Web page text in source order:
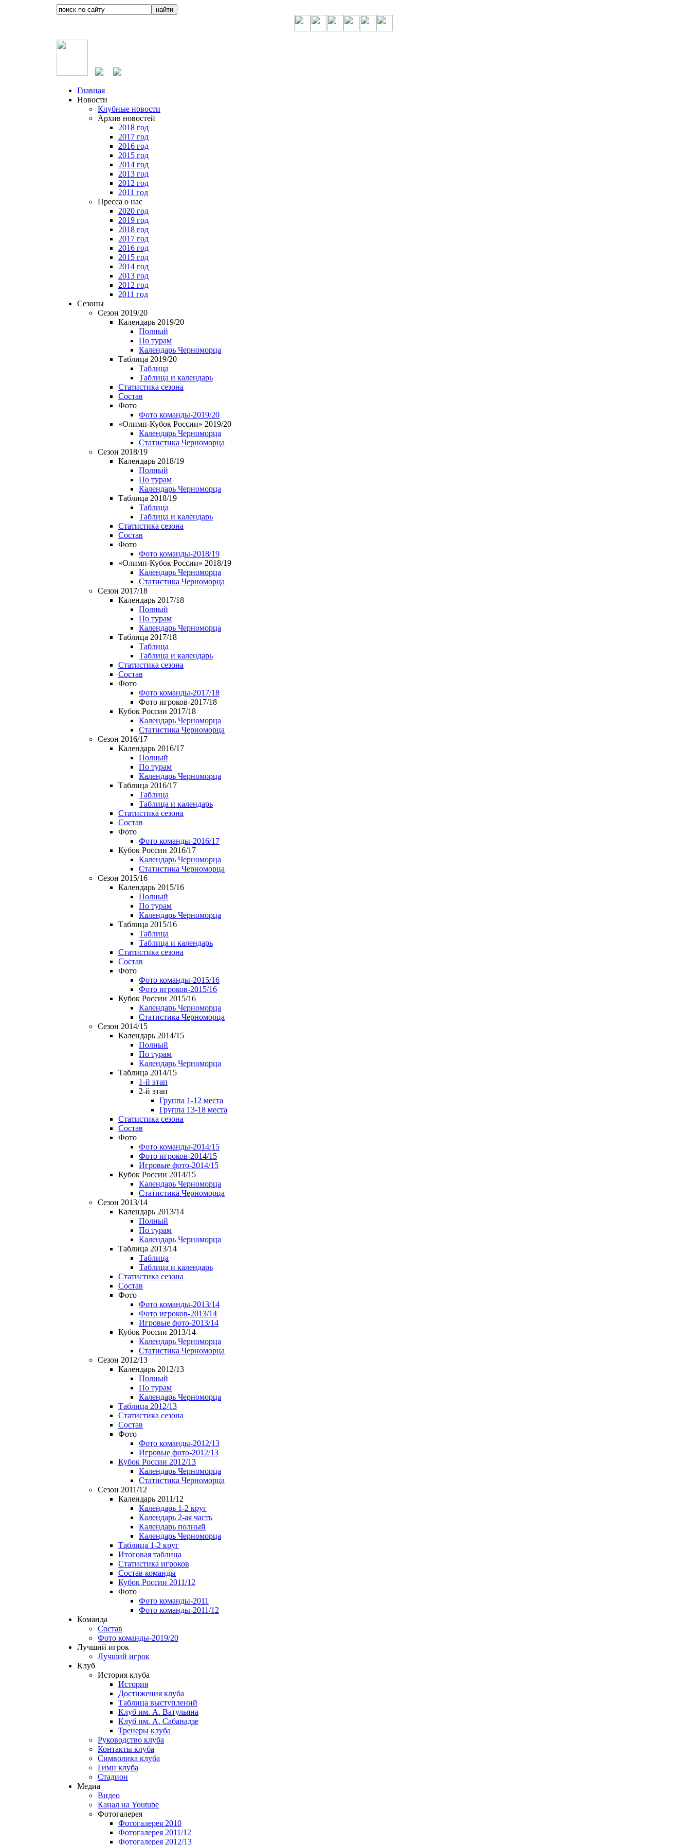
Главная
Новости
Клубные новости
Архив новостей
2018 год
2017 год
2016 год
2015 год
2014 год
2013 год
2012 год
2011 год
Пресса о нас
2020 год
2019 год
2018 год
2017 год
2016 год
2015 год
2014 год
2013 год
2012 год
2011 год
Сезоны
Сезон 2019/20
Календарь 2019/20
Полный
По турам
Календарь Черноморца
Таблица 2019/20
Таблица
Таблица и календарь
Статистика сезона
Состав
Фото
Фото команды-2019/20
«Олимп-Кубок России» 2019/20
Календарь Черноморца
Статистика Черноморца
Сезон 2018/19
Календарь 2018/19
Полный
По турам
Календарь Черноморца
Таблица 2018/19
Таблица
Таблица и календарь
Статистика сезона
Состав
Фото
Фото команды-2018/19
«Олимп-Кубок России» 2018/19
Календарь Черноморца
Статистика Черноморца
Сезон 2017/18
Календарь 2017/18
Полный
По турам
Календарь Черноморца
Таблица 2017/18
Таблица
Таблица и календарь
Статистика сезона
Состав
Фото
Фото команды-2017/18
Фото игроков-2017/18
Кубок России 2017/18
Календарь Черноморца
Статистика Черноморца
Сезон 2016/17
Календарь 2016/17
Полный
По турам
Календарь Черноморца
Таблица 2016/17
Таблица
Таблица и календарь
Статистика сезона
Состав
Фото
Фото команды-2016/17
Кубок России 2016/17
Календарь Черноморца
Статистика Черноморца
Сезон 2015/16
Календарь 2015/16
Полный
По турам
Календарь Черноморца
Таблица 2015/16
Таблица
Таблица и календарь
Статистика сезона
Состав
Фото
Фото команды-2015/16
Фото игроков-2015/16
Кубок России 2015/16
Календарь Черноморца
Статистика Черноморца
Сезон 2014/15
Календарь 2014/15
Полный
По турам
Календарь Черноморца
Таблица 2014/15
1-й этап
2-й этап
Группа 1-12 места
Группа 13-18 места
Статистика сезона
Состав
Фото
Фото команды-2014/15
Фото игроков-2014/15
Игровые фото-2014/15
Кубок России 2014/15
Календарь Черноморца
Статистика Черноморца
Сезон 2013/14
Календарь 2013/14
Полный
По турам
Календарь Черноморца
Таблица 2013/14
Таблица
Таблица и календарь
Статистика сезона
Состав
Фото
Фото команды-2013/14
Фото игроков-2013/14
Игровые фото-2013/14
Кубок России 2013/14
Календарь Черноморца
Статистика Черноморца
Сезон 2012/13
Календарь 2012/13
Полный
По турам
Календарь Черноморца
Таблица 2012/13
Статистика сезона
Состав
Фото
Фото команды-2012/13
Игровые фото-2012/13
Кубок России 2012/13
Календарь Черноморца
Статистика Черноморца
Сезон 2011/12
Календарь 2011/12
Календарь 1-2 круг
Календарь 2-ая часть
Календарь полный
Календарь Черноморца
Таблица 1-2 круг
Итоговая таблица
Статистика игроков
Состав команды
Кубок России 2011/12
Фото
Фото команды-2011
Фото команды-2011/12
Команда
Состав
Фото команды-2019/20
Лучший игрок
Лучший игрок
Клуб
История клуба
История
Достижения клуба
Таблица выступлений
Клуб им. А. Ватульяна
Клуб им. А. Сабанадзе
Тренеры клуба
Руководство клуба
Контакты клуба
Символика клуба
Гимн клуба
Стадион
Медиа
Видео
Канал на Youtube
Фотогалерея
Фотогалерея 2010
Фотогалерея 2011/12
Фотогалерея 2012/13